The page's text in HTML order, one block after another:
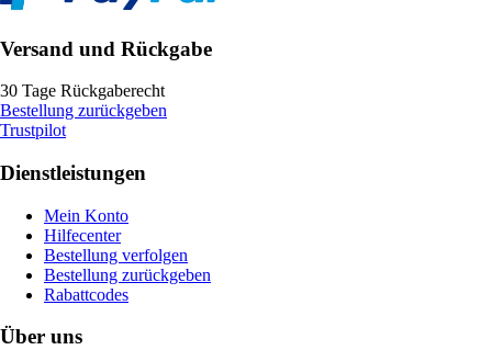
Versand und Rückgabe
30 Tage Rückgaberecht
Bestellung zurückgeben
Trustpilot
Dienstleistungen
Mein Konto
Hilfecenter
Bestellung verfolgen
Bestellung zurückgeben
Rabattcodes
Über uns